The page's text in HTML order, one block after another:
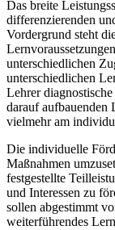
Das breite
differenzierenden
Vordergrund steht
unterschiedlichen
unterschiedlichen
Lehrer
darauf aufbauenden
vielmehr am
Die individuelle
Maßnahmen
festgestellte
und Interessen zu
sollen abgestimmt
weiterführendes